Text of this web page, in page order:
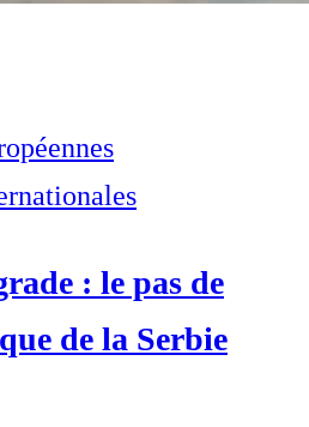
: le pas de
de la Serbie